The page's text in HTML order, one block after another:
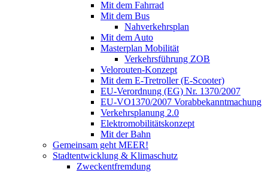
Mit dem Fahrrad
Mit dem Bus
Nahverkehrsplan
Mit dem Auto
Masterplan Mobilität
Verkehrsführung ZOB
Velorouten-Konzept
Mit dem E-Tretroller (E-Scooter)
EU-Verordnung (EG) Nr. 1370/2007
EU-VO1370/2007 Vorabbekanntmachung
Verkehrsplanung 2.0
Elektromobilitätskonzept
Mit der Bahn
Gemeinsam geht MEER!
Stadtentwicklung & Klimaschutz
Zweckentfremdung